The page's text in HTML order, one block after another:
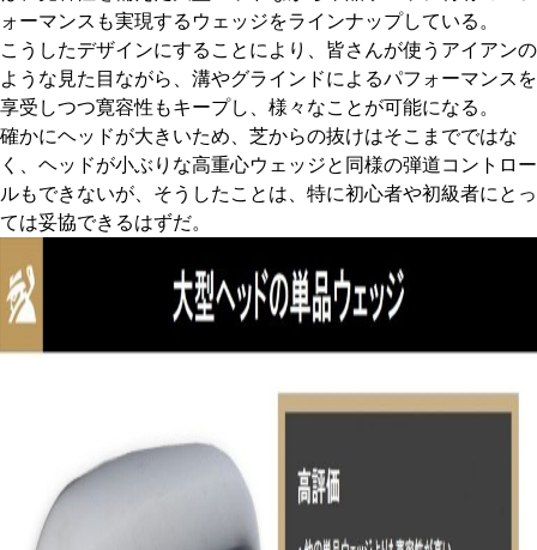
ォーマンスも実現するウェッジをラインナップしている。
こうしたデザインにすることにより、皆さんが使うアイアンの
ような見た目ながら、溝やグラインドによるパフォーマンスを
享受しつつ寛容性もキープし、様々なことが可能になる。
確かにヘッドが大きいため、芝からの抜けはそこまでではな
く、ヘッドが小ぶりな高重心ウェッジと同様の弾道コントロー
ルもできないが、そうしたことは、特に初心者や初級者にとっ
ては妥協できるはずだ。